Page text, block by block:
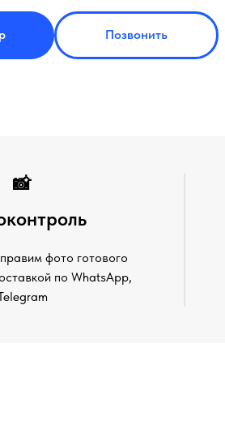
Позвонить
📸
фото готового
по WhatsApp,